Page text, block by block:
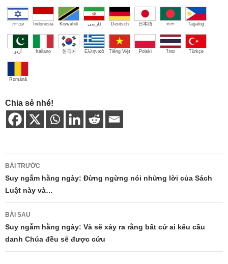
עברית Indonesia Kiswahili فارسی Deutsch 日本語 বাংলা Tagalog
اُردو Italiano 한국어 Ελληνικά Tiếng Việt Polski ไทย Türkçe
Română
Chia sẻ nhé!
Điều
hướng
bài
viết
BÀI TRƯỚC
Suy ngẫm hằng ngày: Đừng ngừng nói những lời của Sách
Luật này và…
BÀI SAU
Suy ngẫm hằng ngày: Và sẽ xảy ra rằng bất cứ ai kêu cầu
danh Chúa đều sẽ được cứu